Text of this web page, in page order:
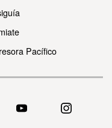
Pacífico